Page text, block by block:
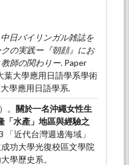
中日バイリンガル雑誌を
の実践ー『朝顔』にお
師の関わりー. Paper
大學應用日語學系學術
學應用日語學系.
。 關於一名沖繩女性生
水產」地區與經驗之
「近代台灣週邊海域」
功大學光復校區文學院
學歷史系。